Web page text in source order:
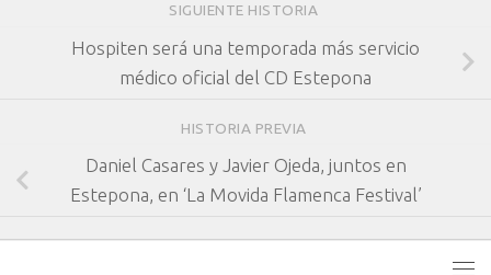
SIGUIENTE HISTORIA
Hospiten será una temporada más servicio
médico oficial del CD Estepona
HISTORIA PREVIA
Daniel Casares y Javier Ojeda, juntos en
Estepona, en ‘La Movida Flamenca Festival’